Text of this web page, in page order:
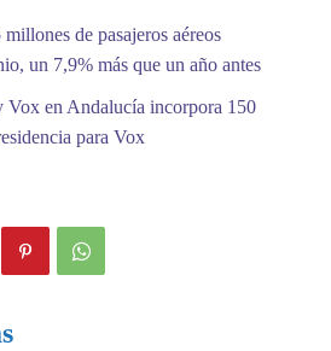
de pasajeros aéreos
un 7,9% más que un año antes
Vox en Andalucía incorpora 150
para Vox